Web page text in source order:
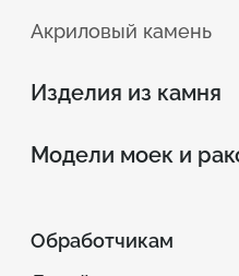
Акриловый камень
Изделия из камня
Модели моек и
Обработчикам